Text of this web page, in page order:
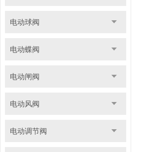
电动球阀
电动蝶阀
电动闸阀
电动风阀
电动调节阀